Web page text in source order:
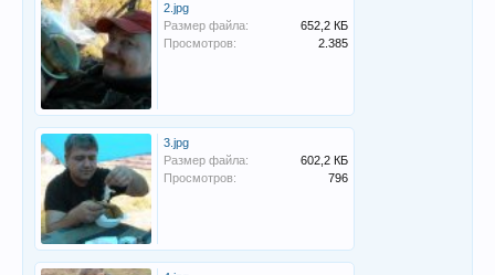
2.jpg
Размер файла:
652,2 КБ
Просмотров:
2.385
3.jpg
Размер файла:
602,2 КБ
Просмотров:
796